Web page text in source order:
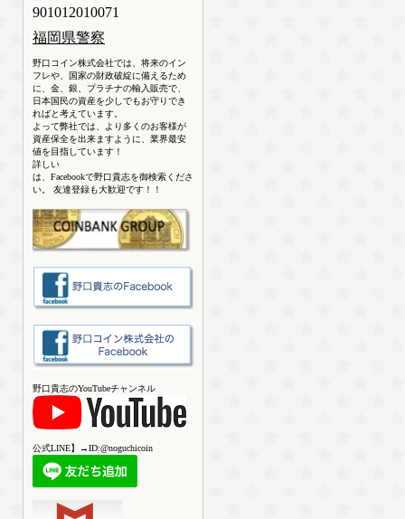
901012010071
福岡県警察
野口コイン株式会社では、将来のイン
フレや、国家の財政破綻に備えるため
に、金、銀、プラチナの輸入販売で、
日本国民の資産を少しでもお守りでき
ればと考えています。
よって弊社では、より多くのお客様が
資産保全を出来ますように、業界最安
値を目指しています！
詳しい
は、Facebookで野口貴志を御検索くださ
い。 友達登録も大歓迎です！！
野口貴志のYouTubeチャンネル
公式LINE】→ID:@noguchicoin